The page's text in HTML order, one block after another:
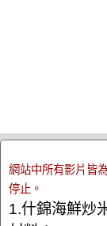
網站中所有影片皆
停止。
1.什錦海鮮炒